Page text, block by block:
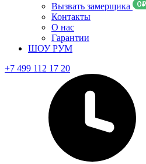
Вызвать замерщика
Контакты
О нас
Гарантии
ШОУ РУМ
+7 499 112 17 20